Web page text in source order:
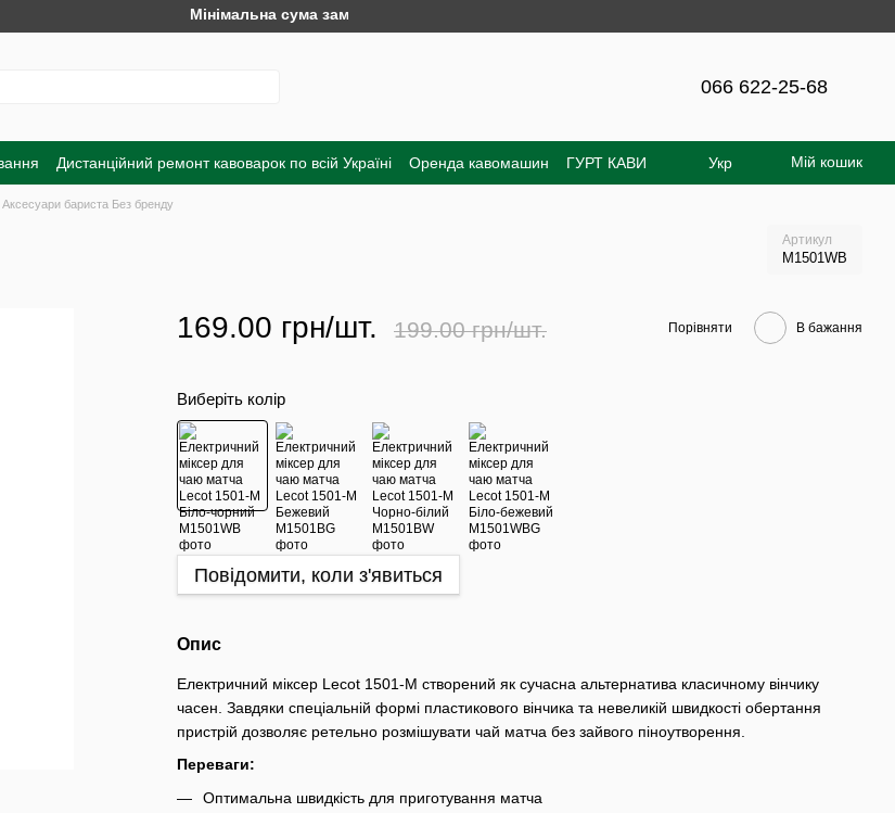
Мінімальна сума замовлення на сайті - 300 грн!
066 622-25-68
Дистанційний ремонт кавоварок по всій Україні Оренда кавомашин
ГУРТ КАВИ
повернення Договір публічної оферти Угода користувача Відгуки про магазин
Укр Мій кошик
Аксесуари бариста Без бренду
Артикул
M1501WB
169.00 грн/шт. 199.00 грн/шт. Порівняти В бажання
Виберіть колір
Повідомити, коли з'явиться
Опис
Електричний міксер Lecot 1501-M створений як сучасна альтернатива класичному вінчику
часен. Завдяки спеціальній формі пластикового вінчика та невеликій швидкості обертання
пристрій дозволяє ретельно розмішувати чай матча без зайвого піноутворення.
Переваги:
Оптимальна швидкість для приготування матча